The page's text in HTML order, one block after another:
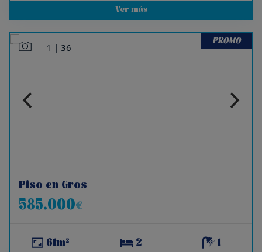
Ver más
PROMO
1 | 36
Piso en Gros
585.000€
61m² 2 1